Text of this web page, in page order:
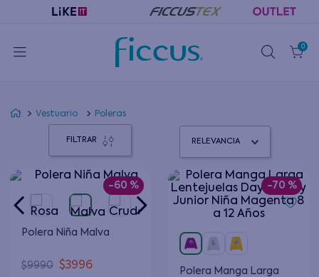
0
Vestuario Poleras
FILTRAR RELEVANCIA
-60 %
Polera Niña Malva
$9990 $3996
-70 %
Polera Manga Larga